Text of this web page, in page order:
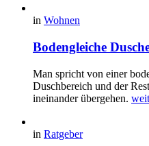
in Wohnen
Bodengleiche
Man spricht von einer
Duschbereich und der
ineinander übergehen.
in Ratgeber